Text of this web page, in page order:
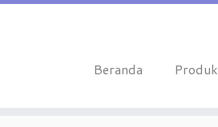
Beranda Produk